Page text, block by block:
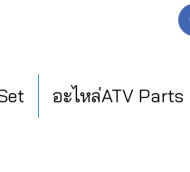
อะไหล่ATV Parts